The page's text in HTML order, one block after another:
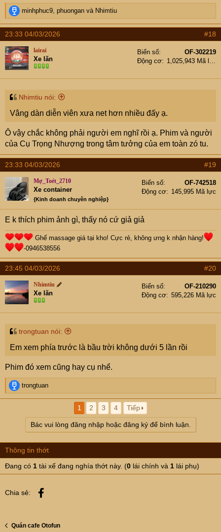
R
e
a
c
t
i
o
n
s
minhphuc9, phuongan và Nhimtiu
23:33 04/03/2026 #18
lairai
Xe lăn
Biển số
OF-302219
Động cơ
1,025,943 Mã lực
Nhimtiu nói:
Vâng dàn diễn viên xưa net hơn nhiều đấy ạ.
Ô vậy chắc không phải người em nghĩ rồi ạ. Phim và người
của Cụ Trọng Nhượng trong tâm tưởng của em toàn zó tu.
23:33 04/03/2026 #19
Mợ_Toét_2710
Xe container
{Kinh doanh chuyên nghiệp}
Biển số
OF-742518
Động cơ
145,995 Mã lực
E k thích phim ảnh gì, thấy nó cứ giả giả
Ghế massage giá tại kho! Cực rẻ, không ưng k nhận hàng!
-0946538556
23:45 04/03/2026 #20
Nhimtiu
Xe lăn
Biển số
OF-210290
Động cơ
595,226 Mã lực
trongtuan nói:
Em xem phía trước là bầu trời không dưới 5 lần rồi
Phim đó xem cũng hay cụ nhể.
R
e
s
trongtuan
1 2 3 4 Tiếp
Bác vui lòng đăng nhập hoặc đăng ký để bình luận.
Thông tin thớt
Đang có 1 tài xế đang nghía thớt này. (0 lái chính và 1 lái phụ)
Chia sẻ:
Quán cafe Otofun